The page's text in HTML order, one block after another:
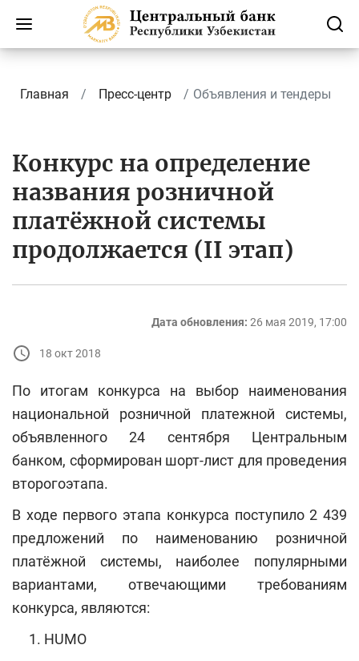
Главная Пресс-центр Объявления и тендеры
Конкурс на определение
названия розничной
платёжной системы
продолжается (II этап)
Дата обновления: 26 мая 2019, 17:00
18 окт 2018
По итогам конкурса на выбор наименования
национальной розничной платежной системы,
объявленного 24 сентября Центральным
банком, сформирован шорт-лист для проведения
второгоэтапа.
В ходе первого этапа конкурса поступило 2 439
предложений по наименованию розничной
платёжной системы, наиболее популярными
вариантами, отвечающими требованиям
конкурса, являются:
HUMO